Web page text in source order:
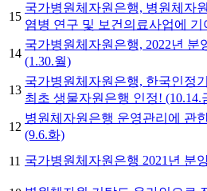
15
국가병원체자원은행, 병원체자
염병 연구 및 보건의료사업에 기
14
국가병원체자원은행, 2022년 분
(1.30.월)
13
국가병원체자원은행, 한국인정
최초 생물자원은행 인정! (10.14.
12
병원체자원은행 운영관리에 관
(9.6.화)
11 국가병원체자원은행 2021년 분